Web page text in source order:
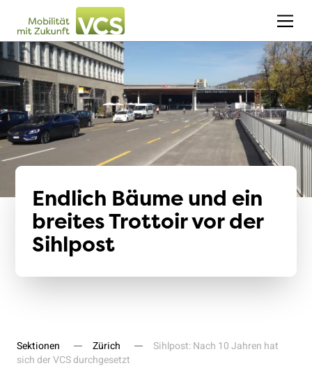
Endlich Bäume und ein
breites Trottoir vor der
Sihlpost
Sektionen Zürich
Sihlpost: Nach 10 Jahren hat
sich der VCS durchgesetzt